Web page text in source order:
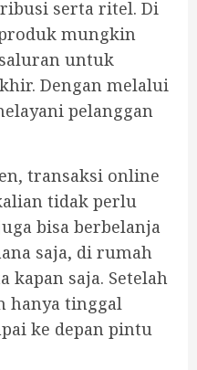
serta ritel. Di
mungkin
untuk
Dengan melalui
pelanggan
transaksi online
tidak perlu
bisa berbelanja
saja, di rumah
kapan saja. Setelah
hanya tinggal
ke depan pintu